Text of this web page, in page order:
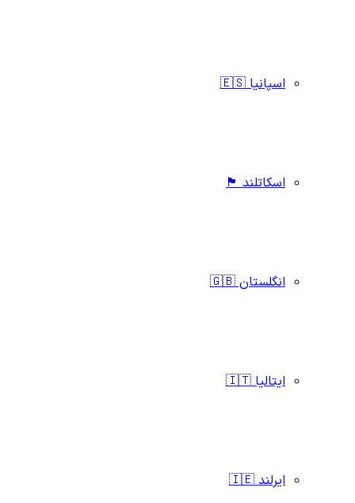
اسپانیا 🇪🇸
اسکاتلند 🏴󠁧󠁢󠁳󠁣󠁴󠁿
انگلستان 🇬🇧
ایتالیا 🇮🇹
ایرلند 🇮🇪